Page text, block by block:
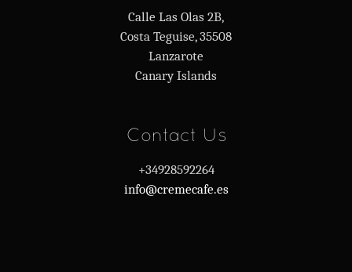
Calle Las Olas 2B,
Costa Teguise, 35508
Lanzarote
Canary Islands
Contact Us
+34928592264
info@cremecafe.es